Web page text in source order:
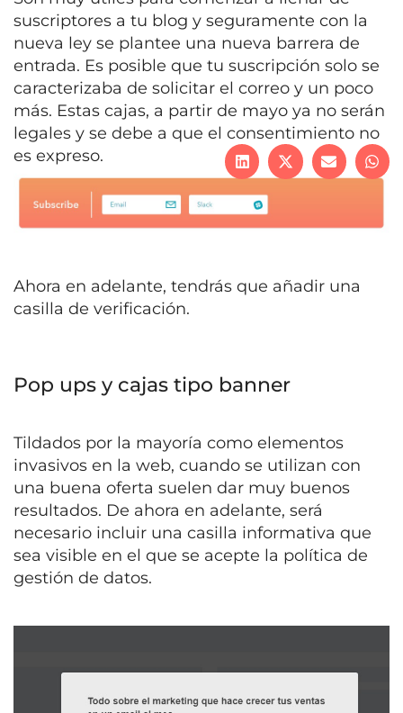
suscriptores a tu blog y seguramente con la
nueva ley se plantee una nueva barrera de
entrada. Es posible que tu suscripción solo se
caracterizaba de solicitar el correo y un poco
más. Estas cajas, a partir de mayo ya no serán
legales y se debe a que el consentimiento no
es expreso.
Ahora en adelante, tendrás que añadir una
casilla de verificación.
Pop ups y cajas tipo banner
Tildados por la mayoría como elementos
invasivos en la web, cuando se utilizan con
una buena oferta suelen dar muy buenos
resultados. De ahora en adelante, será
necesario incluir una casilla informativa que
sea visible en el que se acepte la política de
gestión de datos.